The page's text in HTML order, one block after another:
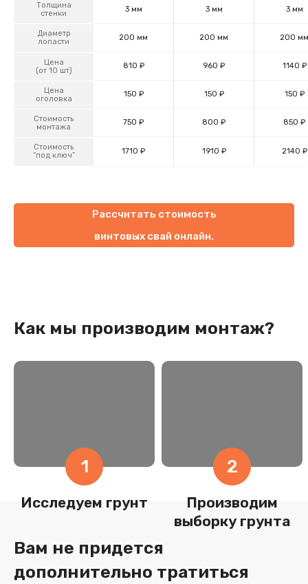
Толщина
стенки
Диаметр
лопасти
Цена
(от 10 шт)
Цена
оголовка
Стоимость
монтажа
Стоимость
“под ключ”
3 мм
200 мм
810 ₽
150 ₽
750 ₽
1710 ₽
3 мм
200 мм
960 ₽
150 ₽
800 ₽
1910 ₽
3 мм
200 мм
1140 ₽
150 ₽
850 ₽
2140 ₽
Рассчитать стоимость
винтовых свай онлайн.
Как мы производим монтаж?
1
Исследуем грунт
2
Производим
выборку грунта
Вам не придется
дополнительно тратиться